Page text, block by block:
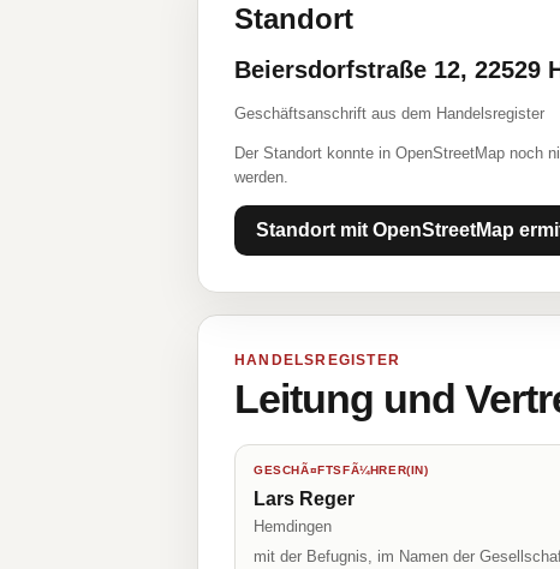
Standort
Beiersdorfstraße 12, 22529
Geschäftsanschrift aus dem Handelsregister
Der Standort konnte in OpenStreetMap noch
werden.
Standort mit OpenStreetMap
HANDELSREGISTER
Leitung und
GESCHÃ¤FTSFÃ¼HRER(IN)
Lars Reger
Hemdingen
mit der Befugnis, im Namen der